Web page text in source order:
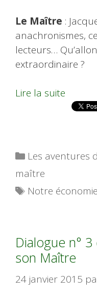
Le Maître :
anachronismes,
lecteurs…
extraordinaire ?
Lire la suite
Catégories
Les aventures
maître
Étiquettes
Notre
Dialogue n°
son Maître
24 janvier 2015